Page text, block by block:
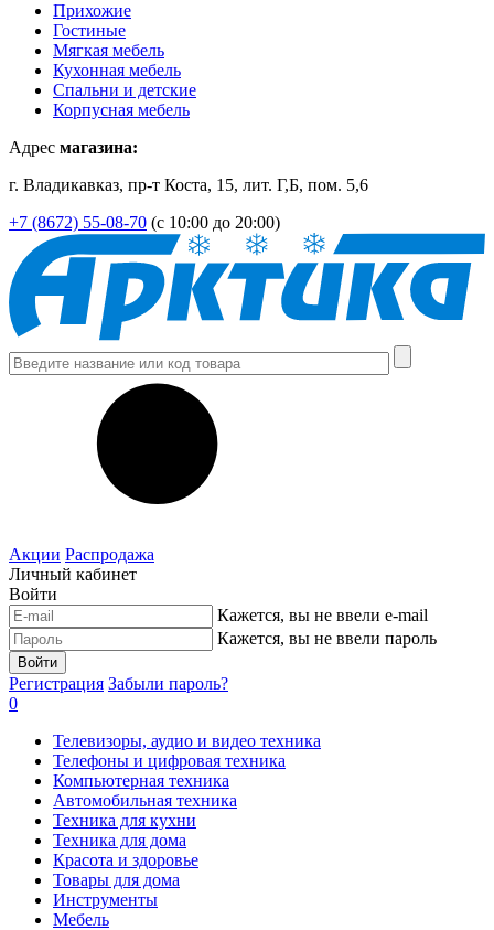
Прихожие
Гостиные
Мягкая мебель
Кухонная мебель
Спальни и детские
Корпусная мебель
Адрес магазина:
г. Владикавказ, пр-т Коста, 15, лит. Г,Б, пом. 5,6
+7 (8672) 55-08-70 (с 10:00 до 20:00)
Акции Распродажа
Личный кабинет
Войти
Кажется, вы не ввели e-mail
Кажется, вы не ввели пароль
Войти
Регистрация Забыли пароль?
0
Телевизоры, аудио и видео техника
Телефоны и цифровая техника
Компьютерная техника
Автомобильная техника
Техника для кухни
Техника для дома
Красота и здоровье
Товары для дома
Инструменты
Мебель